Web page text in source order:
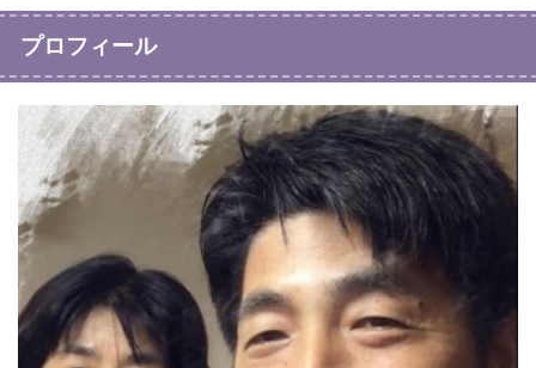
プロフィール